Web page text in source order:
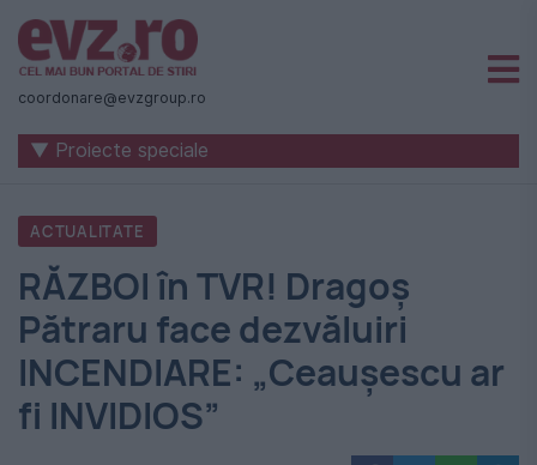
Știri
naționale
internaționale
România
-
Evenimentul
Zilei
coordonare@evzgroup.ro
▼ Proiecte speciale
ACTUALITATE
RĂZBOI în TVR! Dragoș
Pătraru face dezvăluiri
INCENDIARE: „Ceaușescu ar
fi INVIDIOS”